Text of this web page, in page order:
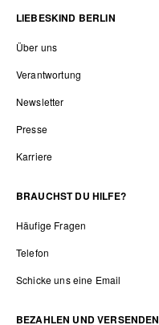
LIEBESKIND BERLIN
Über uns
Verantwortung
Newsletter
Presse
Karriere
BRAUCHST DU HILFE?
Häufige Fragen
Telefon
Schicke uns eine Email
BEZAHLEN UND VERSENDEN